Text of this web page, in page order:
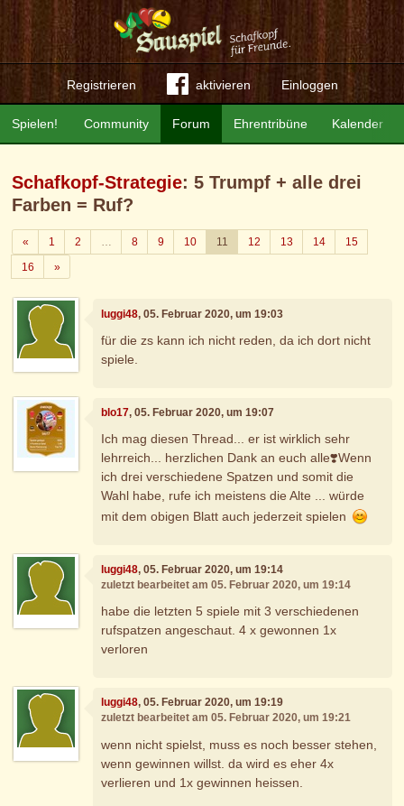
Registrieren aktivieren Einloggen
Community Forum Ehrentribüne Kalender
Spielen!
Schafkopf-Strategie: 5 Trumpf + alle drei
Farben = Ruf?
«Zurück
1 2 … 8 9 10 11 12 13 14
15
16
»Weiter
luggi48, 05. Februar 2020, um 19:03
für die zs kann ich nicht reden, da ich dort nicht
spiele.
blo17, 05. Februar 2020, um 19:07
Ich mag diesen Thread... er ist wirklich sehr
lehrreich... herzlichen Dank an euch alle❣️Wenn
ich drei verschiedene Spatzen und somit die
Wahl habe, rufe ich meistens die Alte ... würde
mit dem obigen Blatt auch jederzeit spielen
luggi48, 05. Februar 2020, um 19:14
zuletzt bearbeitet am 05. Februar 2020, um 19:14
habe die letzten 5 spiele mit 3 verschiedenen
rufspatzen angeschaut. 4 x gewonnen 1x
verloren
luggi48, 05. Februar 2020, um 19:19
zuletzt bearbeitet am 05. Februar 2020, um 19:21
wenn nicht spielst, muss es noch besser stehen,
wenn gewinnen willst. da wird es eher 4x
verlieren und 1x gewinnen heissen.